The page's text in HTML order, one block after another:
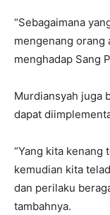
“Sebagaimana
mengenang orang
menghadap Sang
Murdiansyah juga
dapat
“Yang kita
kemudian kita
dan perilaku
tambahnya.